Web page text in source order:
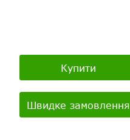
Купити
Швидке замовлення